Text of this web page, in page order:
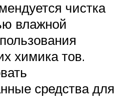
чистка
влажной
химика тов.
средства для